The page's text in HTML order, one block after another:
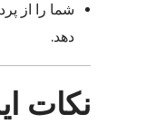
شما را از
دهد.
نکات